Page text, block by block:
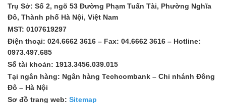
Trụ Sở: Số 2, ngõ 53 Đường Phạm Tuấn Tài, Phường Nghĩa
Đô, Thành phố Hà Nội, Việt Nam
MST: 0107619297
Điện thoại: 024.6662 3616 – Fax: 04.6662 3616 – Hotline:
0973.497.685
Số tài khoản: 1913.3456.039.015
Tại ngân hàng: Ngân hàng Techcombank – Chi nhánh Đông
Đô – Hà Nội
Sơ đồ trang web: Sitemap